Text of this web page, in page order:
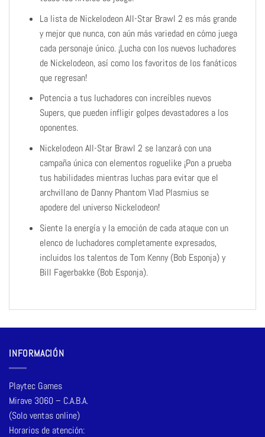
La lista de Nickelodeon All-Star Brawl 2 es más grande
y mejor que nunca, con aún más variedad en cómo juega
cada personaje único. ¡Lucha con los nuevos luchadores
de Nickelodeon, así como los favoritos de los fanáticos
que regresan!
Potencia a tus luchadores con increíbles nuevos
Supers, que pueden infligir golpes devastadores a los
oponentes.
Nickelodeon All-Star Brawl 2 se lanzará con una
campaña única con elementos roguelike ¡Pon a prueba
tus habilidades mientras luchas para evitar que el
archvillano de Danny Phantom Vlad Plasmius se
apodere del universo Nickelodeon!
Siente la energía y la emoción de cada ataque con un
elenco de luchadores completamente expresados,
incluidos los talentos de Tom Kenny (Bob Esponja) y
Bill Fagerbakke (Bob Esponja).
INFORMACIÓN
Playtec Games
Mirave 3060 – C.A.B.A.
(Solo ventas online)
Horarios de atención: